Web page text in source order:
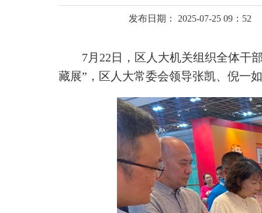
发布日期： 2025-07-25 09：52
7月22日，区人大机关组织全体
藏展”，区人大常委会领导张凯、倪一